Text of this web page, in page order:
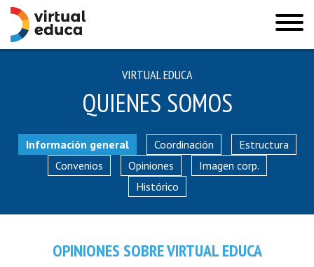
VIRTUAL EDUCA
QUIENES SOMOS
Información general Coordinación
Estructura
Convenios
Opiniones
Imagen corp.
Histórico
OPINIONES SOBRE VIRTUAL EDUCA